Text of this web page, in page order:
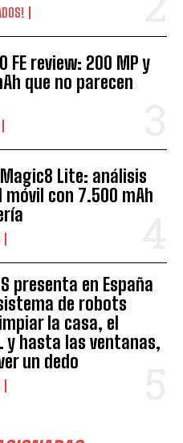
FE review: 200 MP y
que no parecen
Magic8 Lite: análisis
móvil con 7.500 mAh
presenta en España
de robots
la casa, el
y hasta las ventanas,
un dedo